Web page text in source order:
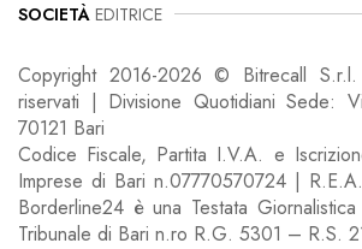
SOCIETÀ EDITRICE
Copyright 2016-2026 © Bitrecall
riservati | Divisione Quotidiani Sede:
70121 Bari
Codice Fiscale, Partita I.V.A. e
Imprese di Bari n.07770570724 |
Borderline24 è una Testata
Tribunale di Bari n.ro R.G. 5301 – R.S.